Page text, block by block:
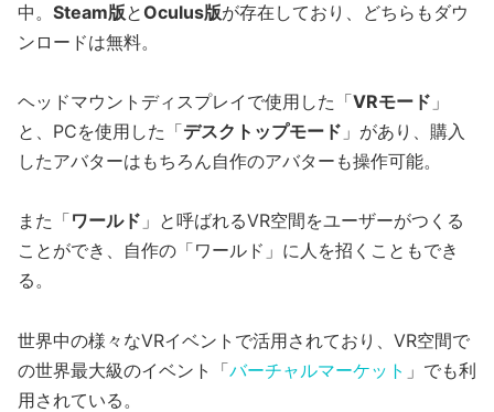
中。 Steam版とOculus版が存在しており、どちらもダウ
ンロードは無料。
ヘッドマウントディスプレイで使用した「VRモード 」
と、PCを使用した「デスクトップモード 」があり、購入
したアバターはもちろん自作のアバターも操作可能。
また「ワールド 」と呼ばれるVR空間をユーザーがつくる
ことができ、自作の「ワールド」に人を招くこともでき
る。
世界中の様々なVRイベントで活用されており、VR空間で
の世界最大級のイベント「バーチャルマーケット 」でも利
用されている。